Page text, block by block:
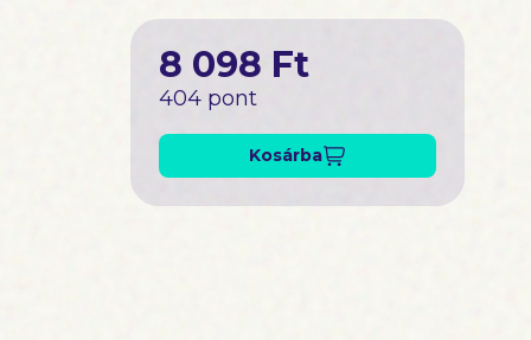
8 098 Ft
404 pont
Kosárba